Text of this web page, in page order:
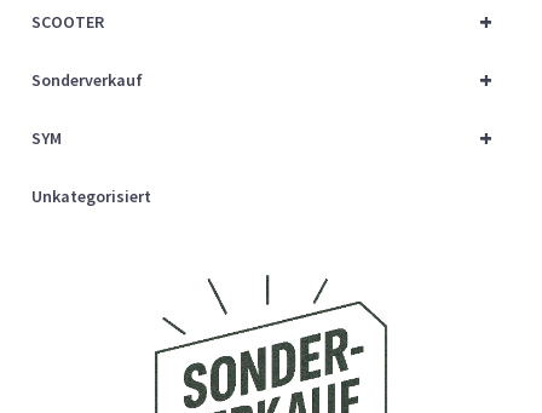
+
SCOOTER
+
Sonderverkauf
+
SYM
Unkategorisiert